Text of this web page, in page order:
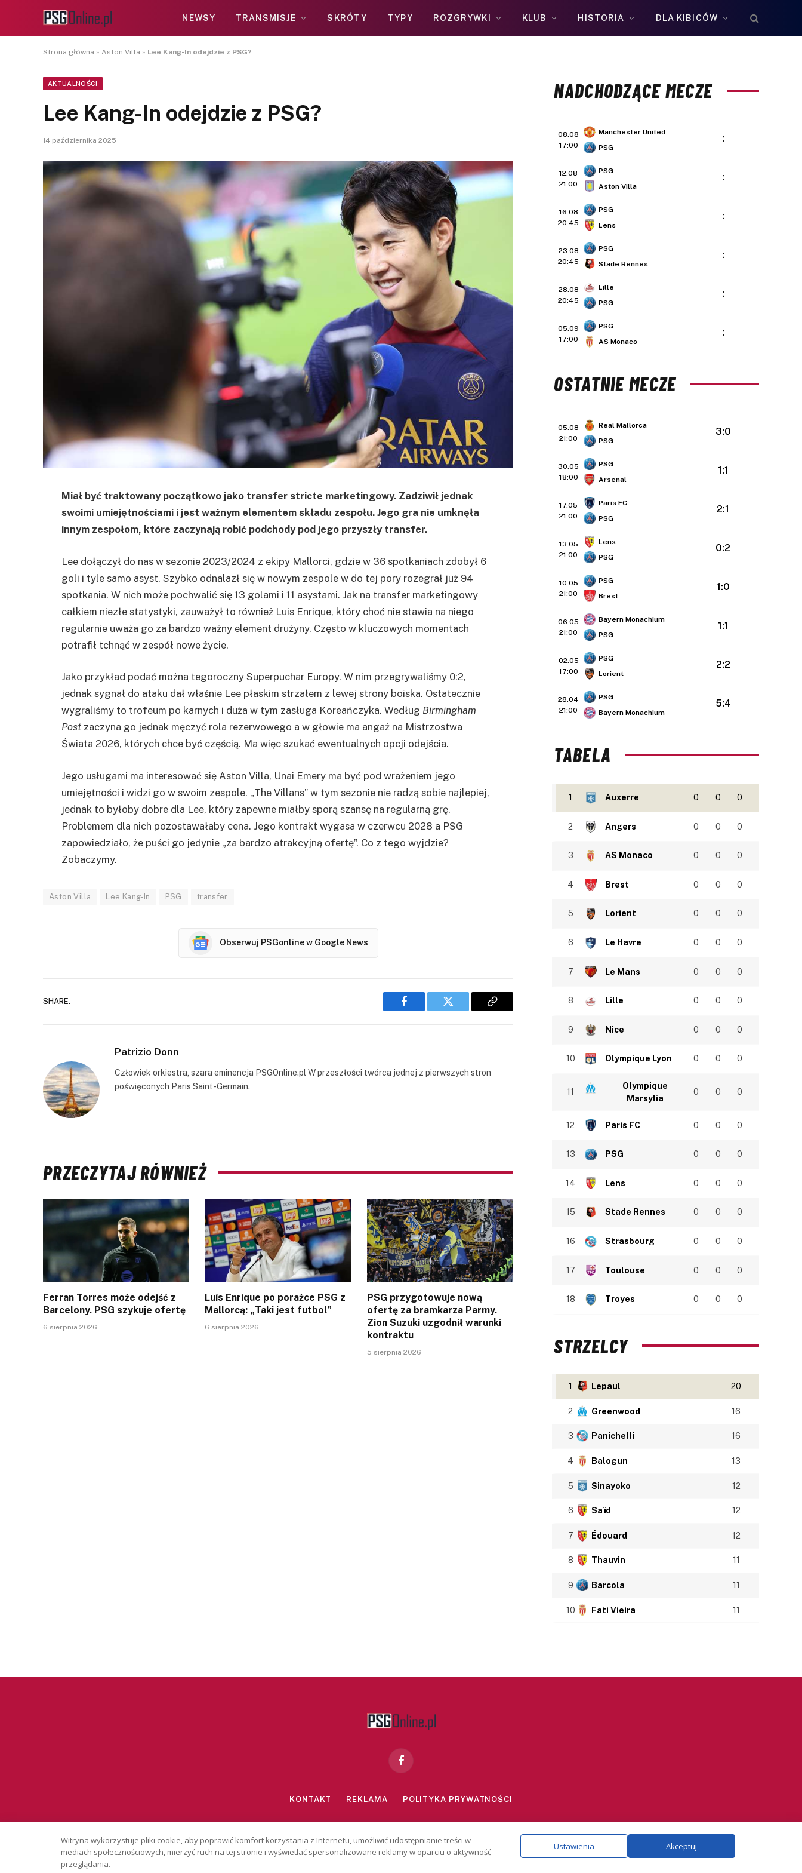
NEWSY TRANSMISJE SKRÓTY TYPY ROZGRYWKI KLUB HISTORIA DLA KIBICÓW
Strona główna » Aston Villa » Lee Kang-In odejdzie z PSG?
AKTUALNOŚCI
Lee Kang-In odejdzie z PSG?
14 października 2025
Miał być traktowany początkowo jako transfer stricte marketingowy. Zadziwił jednak
swoimi umiejętnościami i jest ważnym elementem składu zespołu. Jego gra nie umknęła
innym zespołom, które zaczynają robić podchody pod jego przyszły transfer.
Lee dołączył do nas w sezonie 2023/2024 z ekipy Mallorci, gdzie w 36 spotkaniach zdobył 6
goli i tyle samo asyst. Szybko odnalazł się w nowym zespole w do tej pory rozegrał już 94
spotkania. W nich może pochwalić się 13 golami i 11 asystami. Jak na transfer marketingowy
całkiem niezłe statystyki, zauważył to również Luis Enrique, który choć nie stawia na niego
regularnie uważa go za bardzo ważny element drużyny. Często w kluczowych momentach
potrafił tchnąć w zespół nowe życie.
Jako przykład podać można tegoroczny Superpuchar Europy. W nim przegrywaliśmy 0:2,
jednak sygnał do ataku dał właśnie Lee płaskim strzałem z lewej strony boiska. Ostatecznie
wygraliśmy to trofeum po karnych i duża w tym zasługa Koreańczyka. Według Birmingham
Post zaczyna go jednak męczyć rola rezerwowego a w głowie ma angaż na Mistrzostwa
Świata 2026, których chce być częścią. Ma więc szukać ewentualnych opcji odejścia.
Jego usługami ma interesować się Aston Villa, Unai Emery ma być pod wrażeniem jego
umiejętności i widzi go w swoim zespole. „The Villans” w tym sezonie nie radzą sobie najlepiej,
jednak to byłoby dobre dla Lee, który zapewne miałby sporą szansę na regularną grę.
Problemem dla nich pozostawałaby cena. Jego kontrakt wygasa w czerwcu 2028 a PSG
zapowiedziało, że puści go jedynie „za bardzo atrakcyjną ofertę”. Co z tego wyjdzie?
Zobaczymy.
Aston Villa Lee Kang-In PSG transfer
Obserwuj PSGonline w Google News
SHARE.
Facebook Twitter
Copy
Patrizio Donn
Człowiek orkiestra, szara eminencja PSGOnline.pl W przeszłości twórca jednej z pierwszych stron
poświęconych Paris Saint-Germain.
PRZECZYTAJ RÓWNIEŻ
Ferran Torres może odejść z
Barcelony. PSG szykuje ofertę
6 sierpnia 2026
Luís Enrique po porażce PSG z
Mallorcą: „Taki jest futbol”
6 sierpnia 2026
PSG przygotowuje nową
ofertę za bramkarza Parmy.
Zion Suzuki uzgodnił warunki
kontraktu
5 sierpnia 2026
NADCHODZĄCE MECZE
08.08
17:00
Manchester United
PSG
:
12.08
21:00
PSG
Aston Villa
:
16.08
20:45
PSG
Lens
:
23.08
20:45
PSG
Stade Rennes
:
28.08
20:45
Lille
PSG
:
05.09
17:00
PSG
AS Monaco
:
OSTATNIE MECZE
05.08
21:00
Real Mallorca
PSG
3:0
30.05
18:00
PSG
Arsenal
1:1
17.05
21:00
Paris FC
PSG
2:1
13.05
21:00
Lens
PSG
0:2
10.05
21:00
PSG
Brest
1:0
06.05
21:00
Bayern Monachium
PSG
1:1
02.05
17:00
PSG
Lorient
2:2
28.04
21:00
PSG
Bayern Monachium
5:4
TABELA
1 Auxerre 0 0 0
2 Angers 0 0 0
3 AS Monaco 0 0 0
4 Brest 0 0 0
5 Lorient 0 0 0
6 Le Havre 0 0 0
7 Le Mans 0 0 0
8 Lille 0 0 0
9 Nice 0 0 0
10 Olympique Lyon 0 0 0
11
Olympique
Marsylia
0 0 0
12 Paris FC 0 0 0
13 PSG 0 0 0
14 Lens 0 0 0
15 Stade Rennes 0 0 0
16 Strasbourg 0 0 0
17 Toulouse 0 0 0
18 Troyes 0 0 0
STRZELCY
1 Lepaul 20
2 Greenwood 16
3 Panichelli 16
4 Balogun 13
5 Sinayoko 12
6 Saïd 12
7 Édouard 12
8 Thauvin 11
9 Barcola 11
10 Fati Vieira 11
Facebook
KONTAKT REKLAMA POLITYKA PRYWATNOŚCI
Copyright © 2026 PSGonline.pl
Witryna wykorzystuje pliki cookie, aby poprawić komfort korzystania z Internetu, umożliwić udostępnianie treści w
mediach społecznościowych, mierzyć ruch na tej stronie i wyświetlać spersonalizowane reklamy w oparciu o aktywność
przeglądania.
Ustawienia Akceptuj